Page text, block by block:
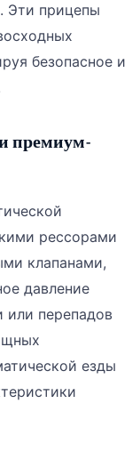
Эти прицепы
безопасное и
премиум-
рессорами
клапанами,
давление
или перепадов
езды